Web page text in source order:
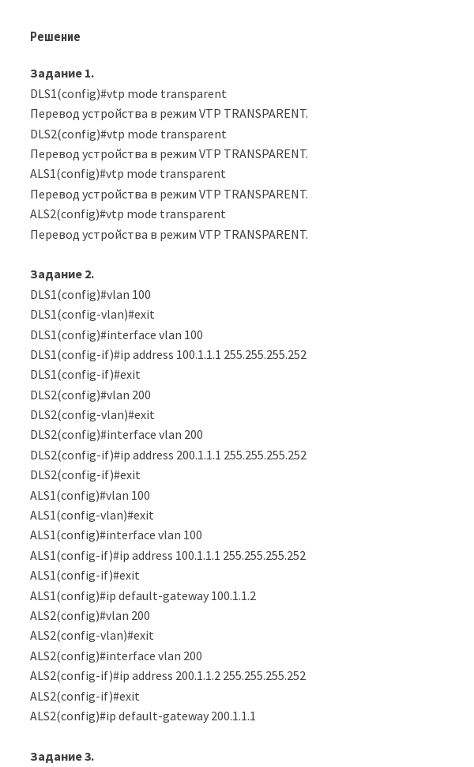
Решение
Задание 1.
DLS1(config)#vtp mode transparent
Перевод устройства в режим VTP TRANSPARENT.
DLS2(config)#vtp mode transparent
Перевод устройства в режим VTP TRANSPARENT.
ALS1(config)#vtp mode transparent
Перевод устройства в режим VTP TRANSPARENT.
ALS2(config)#vtp mode transparent
Перевод устройства в режим VTP TRANSPARENT.
Задание 2.
DLS1(config)#vlan 100
DLS1(config-vlan)#exit
DLS1(config)#interface vlan 100
DLS1(config-if)#ip address 100.1.1.1 255.255.255.252
DLS1(config-if)#exit
DLS2(config)#vlan 200
DLS2(config-vlan)#exit
DLS2(config)#interface vlan 200
DLS2(config-if)#ip address 200.1.1.1 255.255.255.252
DLS2(config-if)#exit
ALS1(config)#vlan 100
ALS1(config-vlan)#exit
ALS1(config)#interface vlan 100
ALS1(config-if)#ip address 100.1.1.1 255.255.255.252
ALS1(config-if)#exit
ALS1(config)#ip default-gateway 100.1.1.2
ALS2(config)#vlan 200
ALS2(config-vlan)#exit
ALS2(config)#interface vlan 200
ALS2(config-if)#ip address 200.1.1.2 255.255.255.252
ALS2(config-if)#exit
ALS2(config)#ip default-gateway 200.1.1.1
Задание3.